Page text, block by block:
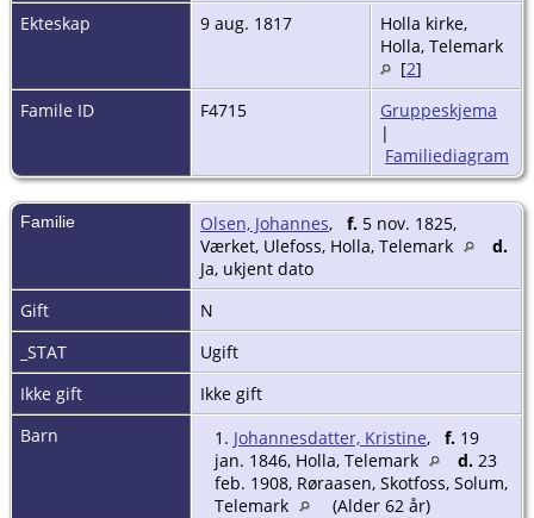
Ekteskap
9 aug. 1817
Holla kirke,
Holla, Telemark
[2]
Famile ID
F4715
Gruppeskjema
|
Familiediagram
Familie Olsen, Johannes, f. 5 nov. 1825,
Værket, Ulefoss, Holla, Telemark
d.
Ja, ukjent dato
Gift
N
_STAT
Ugift
Ikke gift
Ikke gift
Barn
1. Johannesdatter, Kristine, f. 19
jan. 1846, Holla, Telemark
d. 23
feb. 1908, Røraasen, Skotfoss, Solum,
Telemark
(Alder 62 år)